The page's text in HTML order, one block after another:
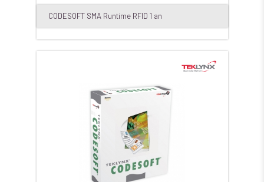
CODESOFT SMA Runtime RFID 1 an